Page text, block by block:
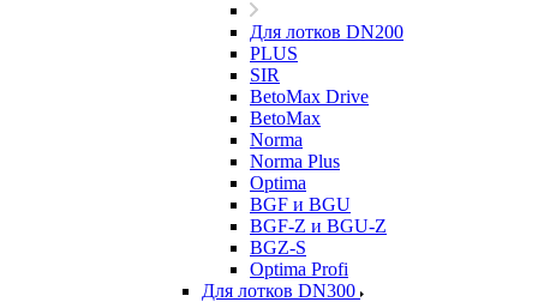
Для лотков DN200
PLUS
SIR
BetoMax Drive
BetoMax
Norma
Norma Plus
Optima
BGF и BGU
BGF-Z и BGU-Z
BGZ-S
Optima Profi
Для лотков DN300